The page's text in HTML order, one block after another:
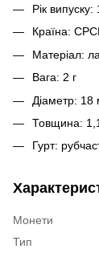
Рік випуску:
Країна:
Матеріал:
Вага: 2 г
Діаметр: 18
Товщина:
Гурт:
Монети
Тип